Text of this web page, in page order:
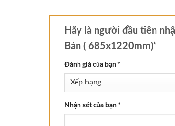
Hãy là người đầu tiên
Bản ( 685x1220mm)”
Đánh giá của bạn *
Nhận xét của bạn *